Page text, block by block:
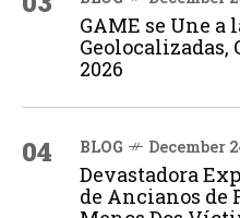
GAME se Une a
Geolocalizadas,
2026
04 BLOG December
Devastadora
de Ancianos de